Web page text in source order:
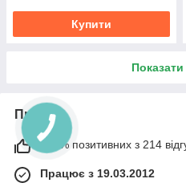
Купити
Про нас
100% позитивних з 214
Працює з 19.03.2012